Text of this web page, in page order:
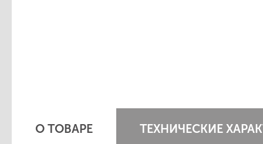
О ТОВАРЕ ТЕХНИЧЕСКИЕ